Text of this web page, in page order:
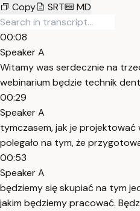
Copy
SRT MD
00:08
Speaker A
Witamy was serdecznie na
webinarium będzie technik
00:29
Speaker A
tymczasem, jak je
polegało na tym, że
00:53
Speaker A
będziemy się skupiać na tym
jakim będziemy pracować.